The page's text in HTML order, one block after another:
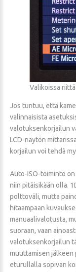
Valikoissa
Jos tuntuu, että
valinnaisista
valotuksenkorjailun
LCD-näytön
korjailun voi tehdä
Auto-ISO-toiminto
niin pitäisikään olla.
polttoväli, mutta
hitaampaan
manuaalivalotusta,
suoraan, vaan
valotuksenkorjailun
muuttamisen jälkeen
eturullalla sopivan